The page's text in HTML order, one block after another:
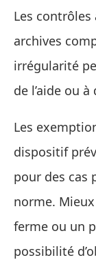
Les
archives
irrégularité
de l’aide ou
Les
dispositif
pour des cas
norme.
ferme ou un
possibilité